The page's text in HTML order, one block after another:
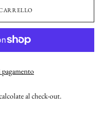
al check-out.